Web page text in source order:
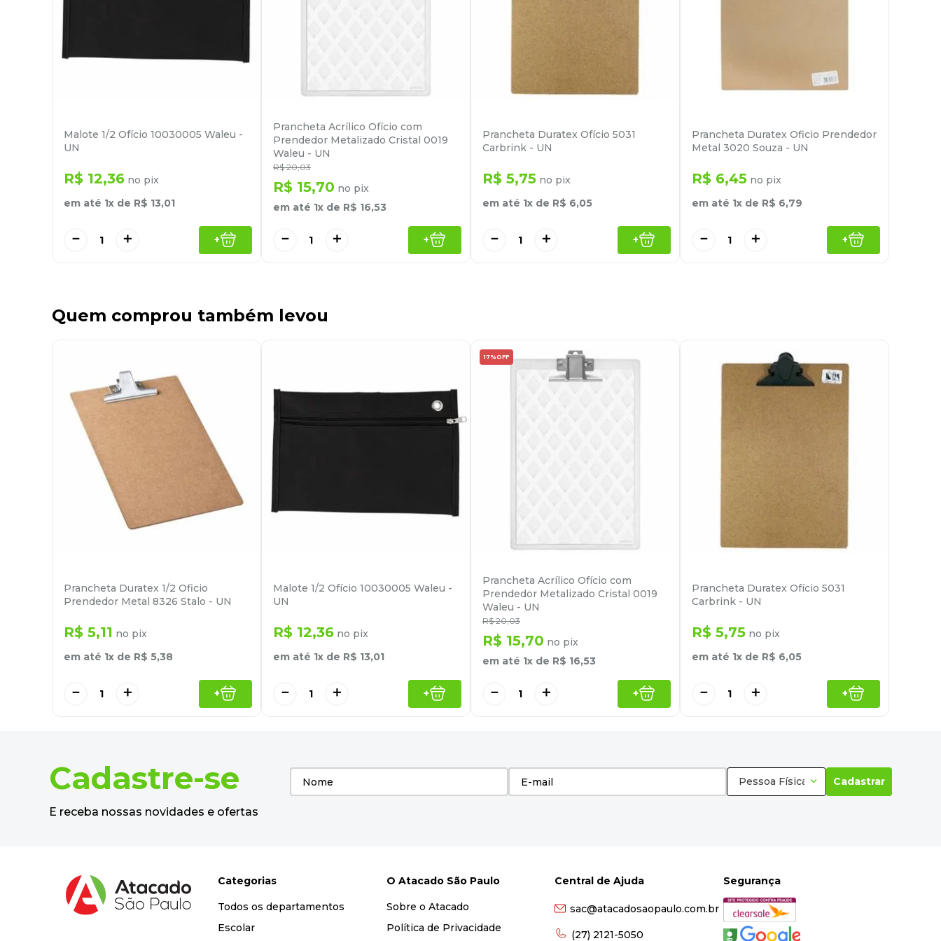
Malote 1/2 Ofício 10030005 Waleu -
UN
R$ 12,36 no pix
em até 1x de R$ 13,01
＋
－ +
Prancheta Acrílico Ofício com
Prendedor Metalizado Cristal 0019
Waleu - UN
R$ 20,03
R$ 15,70 no pix
em até 1x de R$ 16,53
＋
－ +
Prancheta Duratex Ofício 5031
Carbrink - UN
R$ 5,75 no pix
em até 1x de R$ 6,05
＋
－ +
Prancheta Duratex Oficio Prendedor
Metal 3020 Souza - UN
R$ 6,45 no pix
em até 1x de R$ 6,79
＋
－ +
Quem comprou também levou
Prancheta Duratex 1/2 Oficio
Prendedor Metal 8326 Stalo - UN
R$ 5,11 no pix
em até 1x de R$ 5,38
＋
－ +
Malote 1/2 Ofício 10030005 Waleu -
UN
R$ 12,36 no pix
em até 1x de R$ 13,01
＋
－ +
17% OFF
Prancheta Acrílico Ofício com
Prendedor Metalizado Cristal 0019
Waleu - UN
R$ 20,03
R$ 15,70 no pix
em até 1x de R$ 16,53
＋
－ +
Prancheta Duratex Ofício 5031
Carbrink - UN
R$ 5,75 no pix
em até 1x de R$ 6,05
＋
－ +
Cadastre-se
E receba nossas novidades e ofertas
Pessoa Física Cadastrar
Categorias
Todos os departamentos
Escolar
O Atacado São Paulo
Sobre o Atacado
Política de Privacidade
Central de Ajuda
sac@atacadosaopaulo.com.br
(27) 2121-5050
Segurança